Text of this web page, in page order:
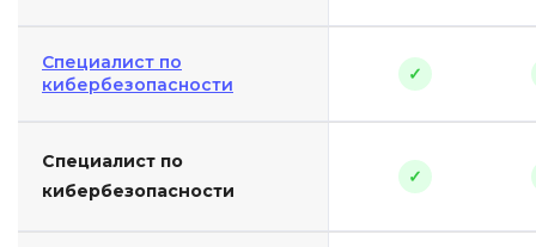
Специалист по
кибербезопасности
✓
Специалист по
кибербезопасности
✓